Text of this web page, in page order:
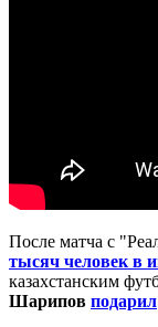
После матча с
тысяч человек в
казахстанским
Шарипов подарил